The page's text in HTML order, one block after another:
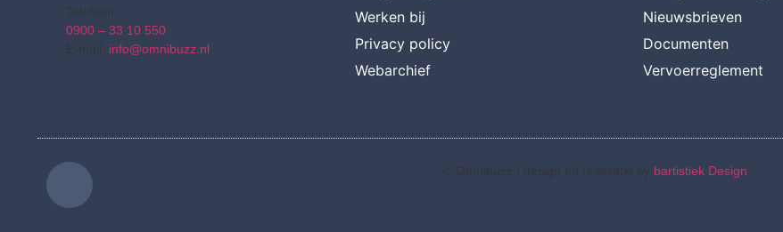
Telefoon:
0900 – 33 10 550
E-mail: info@omnibuzz.nl
Werken bij
Privacy policy
Webarchief
Nieuwsbrieven
Documenten
Vervoerreglement
© Omnibuzz | design en realisatie by bartistiek Design